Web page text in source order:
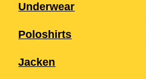
Underwear
Poloshirts
Jacken